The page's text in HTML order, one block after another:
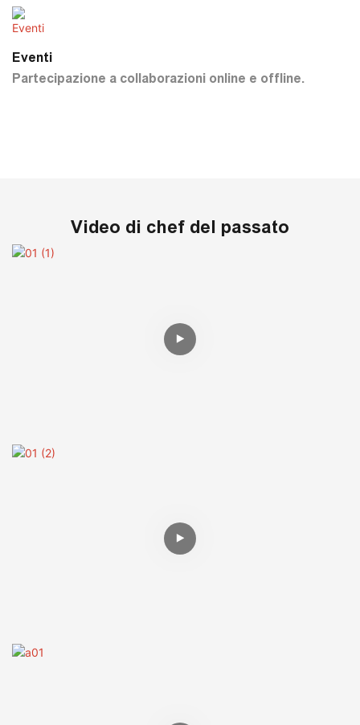
Eventi
Partecipazione a collaborazioni online e offline.
Video di chef del passato